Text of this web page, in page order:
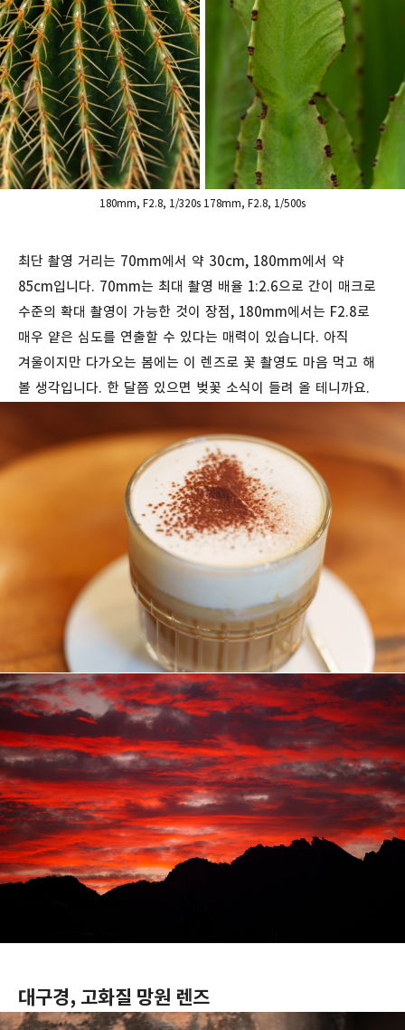
180mm, F2.8, 1/320s 178mm, F2.8, 1/500s
최단 촬영 거리는 70mm에서 약 30cm, 180mm에서 약
85cm입니다. 70mm는 최대 촬영 배율 1:2.6으로 간이 매크로
수준의 확대 촬영이 가능한 것이 장점, 180mm에서는 F2.8로
매우 얕은 심도를 연출할 수 있다는 매력이 있습니다. 아직
겨울이지만 다가오는 봄에는 이 렌즈로 꽃 촬영도 마음 먹고 해
볼 생각입니다. 한 달쯤 있으면 벚꽃 소식이 들려 올 테니까요.
대구경, 고화질 망원 렌즈